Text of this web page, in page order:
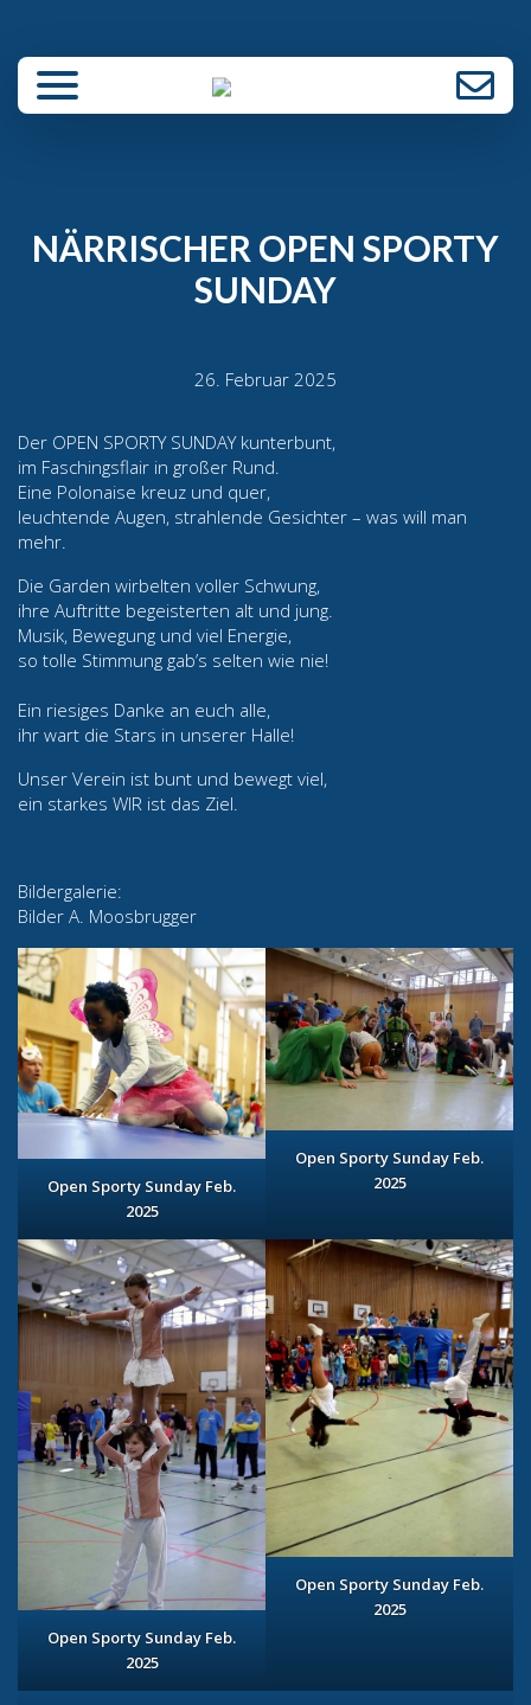
schließen
NÄRRISCHER OPEN SPORTY
SUNDAY
26. Februar 2025
Der OPEN SPORTY SUNDAY kunterbunt,
im Faschingsflair in großer Rund.
Eine Polonaise kreuz und quer,
leuchtende Augen, strahlende Gesichter – was will man
mehr.
Die Garden wirbelten voller Schwung,
ihre Auftritte begeisterten alt und jung.
Musik, Bewegung und viel Energie,
so tolle Stimmung gab’s selten wie nie!
Ein riesiges Danke an euch alle,
ihr wart die Stars in unserer Halle!
Unser Verein ist bunt und bewegt viel,
ein starkes WIR ist das Ziel.
Bildergalerie:
Bilder A. Moosbrugger
Open Sporty Sunday Feb.
2025
Open Sporty Sunday Feb.
2025
Open Sporty Sunday Feb.
2025
Open Sporty Sunday Feb.
2025